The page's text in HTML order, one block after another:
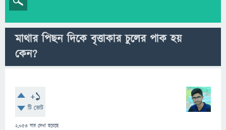
মাথার পিছন দিকে বৃত্তাকার চুলের পাক হয়
কেন?
+1
টি ভোট
2,053 বার দেখা হয়েছে